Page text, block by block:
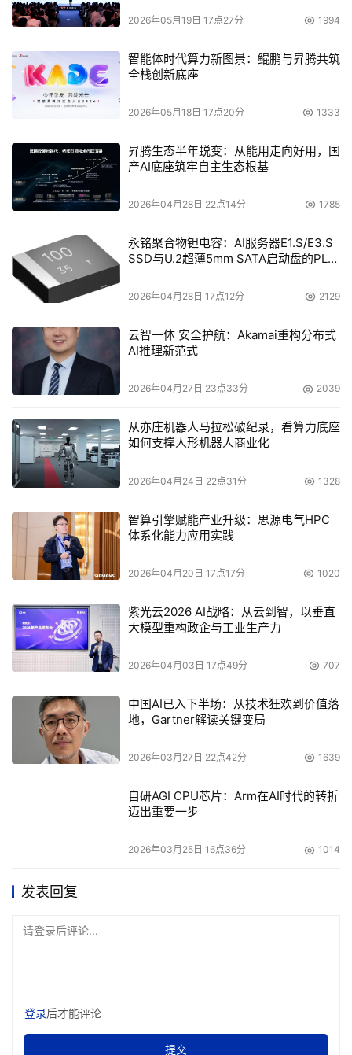
2026年05月19日 17点27分 1994
智能体时代算力新图景：鲲鹏与昇腾共筑
全栈创新底座
2026年05月18日 17点20分 1333
昇腾生态半年蜕变：从能用走向好用，国
产AI底座筑牢自主生态根基
2026年04月28日 22点14分 1785
永铭聚合物钽电容：AI服务器E1.S/E3.S
SSD与U.2超薄5mm SATA启动盘的PLP
2026年04月28日 17点12分 2129
云智一体 安全护航：Akamai重构分布式
AI推理新范式
2026年04月27日 23点33分 2039
从亦庄机器人马拉松破纪录，看算力底座
如何支撑人形机器人商业化
2026年04月24日 22点31分 1328
智算引擎赋能产业升级：思源电气HPC
体系化能力应用实践
2026年04月20日 17点17分 1020
紫光云2026 AI战略：从云到智，以垂直
大模型重构政企与工业生产力
2026年04月03日 17点49分 707
中国AI已入下半场：从技术狂欢到价值落
地，Gartner解读关键变局
2026年03月27日 22点42分 1639
自研AGI CPU芯片：Arm在AI时代的转折
迈出重要一步
2026年03月25日 16点36分 1014
发表回复
请登录后评论...
登录后才能评论
提交